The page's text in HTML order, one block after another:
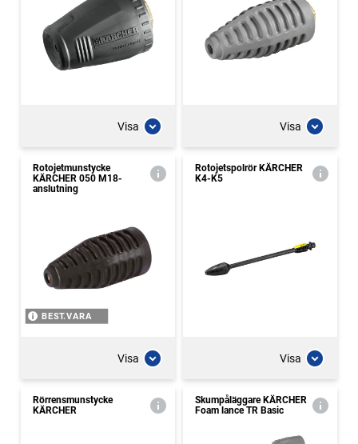
Visa Visa
Rotojetmunstycke
KÄRCHER 050 M18-
anslutning
BEST.VARA
Visa
Rotojetspolrör KÄRCHER
K4-K5
Visa
Rörrensmunstycke
KÄRCHER
Skumpåläggare KÄRCHER
Foam lance TR Basic